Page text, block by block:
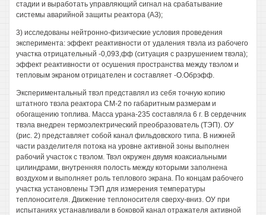
стадии и выработать управляющий сигнал на срабатывание
системы аварийной защиты реактора (АЗ);
3) исследованы нейтронно-физические условия проведения
эксперимента: эффект реактивности от удаления твэла из рабочего
участка отрицательный -0,093,фф (ситуация с разрушением твэла);
эффект реактивности от осушения пространства между твэлом и
тепловым экраном отрицателен и составляет -О.Обрэфф.
Экспериментальный твэл представлял из себя точную копию
штатного твэла реактора СМ-2 по габаритным размерам и
обогащению топлива. Масса урана-235 составляла 6 г. В сердечник
твэла внедрен термоэлектрический преобразователь (ТЭП). ОУ
(рис. 2) представляет собой канал фильдовского типа. В нижней
части разделителя потока на уровне активной зоны выполнен
рабочий участок с твэлом. Твэл окружен двумя коаксиальными
цилиндрами, внутренняя полость между которыми заполнена
воздухом и выполняет роль теплового экрана. По концам рабочего
участка установлены ТЭП для измерения температуры
теплоносителя. Движение теплоносителя сверху-вниз. ОУ при
испытаниях устанавливали в боковой канал отражателя активной